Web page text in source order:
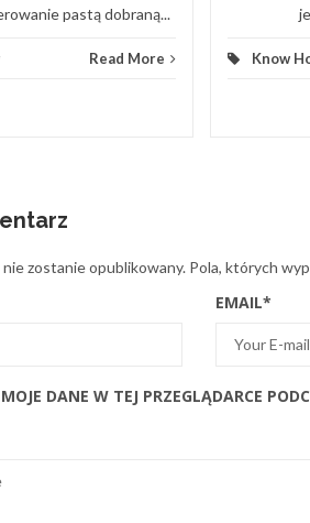
pastą dobraną...
Read More Know
zostanie opublikowany. Pola, których
EMAIL*
DANE W TEJ PRZEGLĄDARCE